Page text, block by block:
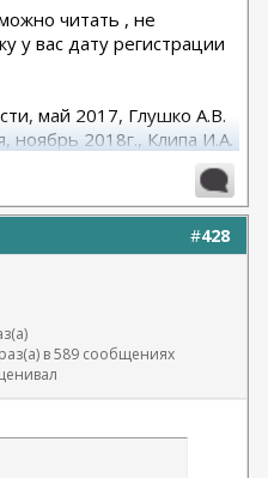
читать , не
у вас дату регистрации
май 2017, Глушко А.В.
ноябрь 2018г., Клипа И.А.
имплантов с редукцией
#428
в 589 сообщениях